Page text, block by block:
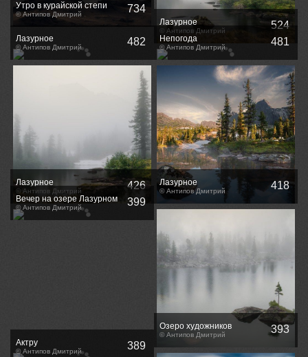
Утро в курайской степи
© Антипов Дмитрий 734
Лазурное
© Антипов Дмитрий 524
Лазурное
© Антипов Дмитрий 482 Непогода
© Антипов Дмитрий 481
Лазурное
© Антипов Дмитрий 426 Лазурное
© Антипов Дмитрий 418
Вечер на озере Лазурном
© Антипов Дмитрий 399
Озеро художников
© Антипов Дмитрий 393
Актру
© Антипов Дмитрий 389